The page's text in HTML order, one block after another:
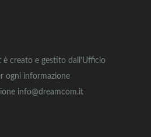
è creato e gestito dall’Ufficio
ogni informazione
info@dreamcom.it